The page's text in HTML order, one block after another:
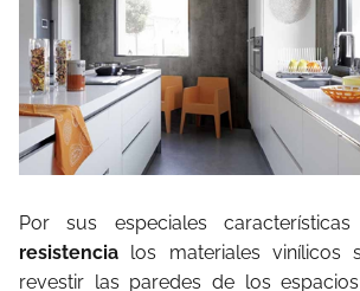
Por sus especiales
resistencia los materiales vinílicos
revestir las paredes de los